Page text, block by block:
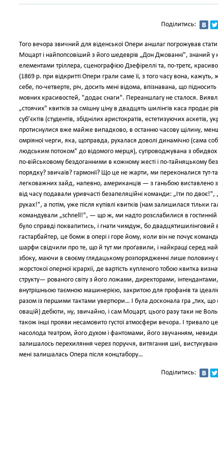
Поділитись:
Того вечора звичний для віденської Опери аншлаг погрожував
Моцарт і найпопсовіший з його шедеврів „Дон Джованні", знаний
елементами тріллера, сценографією Дзефіреллі та, по-третє,
(1869 p. при відкритті Опери грали саме її, з того часу вона,
себе, по-четверте, річ, досить мені відома, впізнавана, що
мовних красивостей, "додає снаги". Переаншлагу не сталося.
„стоячих" квитків за смішну ціну в двадцять шилінгів каса продає
суб’єктів (студентів, збіднілих аристократів, естетизуючих
протиснулися вже майже випадково, в останню часову щілину,
омріяної черги, яка, щоправда, рухалася доволі динамічно (сама
людським потоком" до відомого мерця), супроводжувана з обидвох
по-військовому бездоганними в кожному жесті і по-тайняцькому
порядку? звичаїв? гармонії? Що це не жарти, ми переконалися тут-
легковажних зайд, напевно, американців — з ганьбою виставлено
від часу подавали уривчасті безапеляційні команди: „Іти по
руках!", а потім, уже після купівлі квитків (нам залишилася тільки
командували „schnell!", — що ж, ми надто розслабилися в гостинній
було справді поквапитись, і гнати чимдуж, бо
гастарбайтер, це бомж в опері і горе йому, коли він не почує
шарфи свідчили про те, що й тут ми проґавили, і найкращі серед
збоку, маючи в своєму глядацькому розпорядженні лише
жорстокої оперної ієрархії, де вартість купленого тобою квитка
структу— рованого світу з його ложами, директорами,
внутрішньою таємною машинерією, закритою для профанів та
разом із першими тактами увертюри… І була досконала гра „тих, що
овацій) дебюти, ну, звичайно, і сам Моцарт, цього разу таки не
також інші прояви несамовито густої атмосфери вечора. І
насолода театром, його духом і фантомами, його звучанням,
залишалось перехиляння через поруччя, витягання шиї,
мені залишалась Опера після концтабору…
Поділитись: